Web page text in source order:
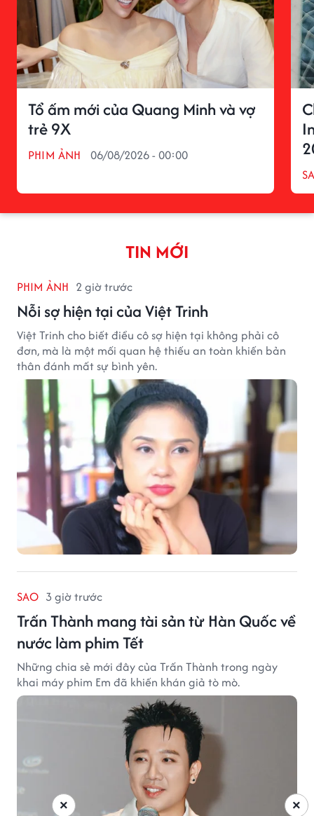
Tổ ấm mới của Quang Minh và vợ
trẻ 9X
PHIM ẢNH 06/08/2026 - 00:00
TIN MỚI
PHIM ẢNH 2 giờ trước
Nỗi sợ hiện tại của Việt Trinh
Việt Trinh cho biết điều cô sợ hiện tại không phải cô
đơn, mà là một mối quan hệ thiếu an toàn khiến bản
thân đánh mất sự bình yên.
SAO 3 giờ trước
Trấn Thành mang tài sản từ Hàn Quốc về
nước làm phim Tết
Những chia sẻ mới đây của Trấn Thành trong ngày
khai máy phim Em đã khiến khán giả tò mò.
×
×